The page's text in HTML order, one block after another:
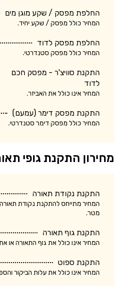
החלפת מפסק / שקע מוגן מים
המחיר כולל מפסק / שקע יחיד.
החלפת מפסק לדוד
המחיר כולל מפסק סטנדרטי.
התקנת סוויצ'ר - מפסק חכם
לדוד
המחיר אינו כולל את האביזר.
התקנת מפסק דימר (עמעם)
המחיר כולל מפסק דימר סטנדרטי.
מחירון התקנת גופי
התקנת נקודת תאורה
מטר.
התקנת גוף תאורה
המחיר אינו כולל את גוף התאורה
התקנת ספוט
המחיר אינו כולל את עלות הביקור